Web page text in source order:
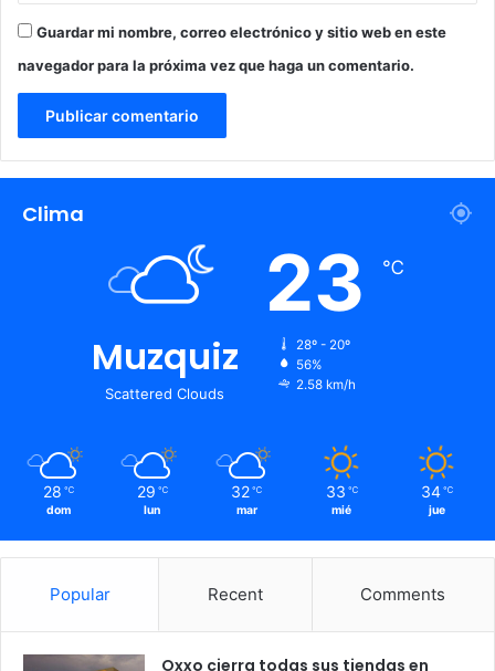
Guardar mi nombre, correo electrónico y sitio web en este
navegador para la próxima vez que haga un comentario.
Clima
Muzquiz
Scattered Clouds
23 ℃
28º - 20º
56%
2.58 km/h
28 ℃
dom
29 ℃
lun
32 ℃
mar
33 ℃
mié
34 ℃
jue
Popular Recent Comments
Oxxo cierra todas sus tiendas en